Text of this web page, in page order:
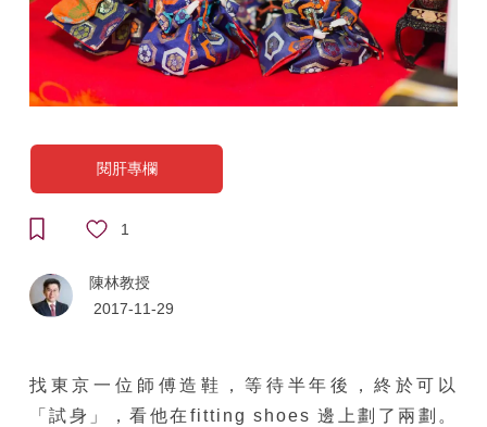
閱肝專欄
1
陳林教授
2017-11-29
找東京一位師傅造鞋，等待半年後，終於可以
「試身」，看他在fitting shoes 邊上劃了兩劃。